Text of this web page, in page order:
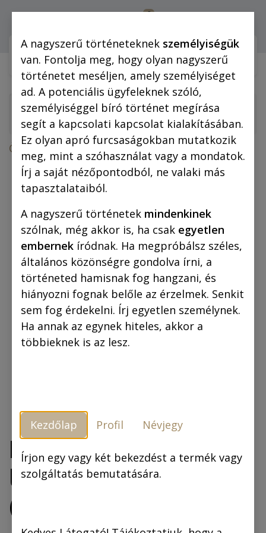
0
Webshop (mobilra)
Összes termék
Rejtő-regények
Rejtő Jenő: A láthatatlan légió (regény)
Rejtő Jenő: A
láthatatlan légió
(regény)
A nagyszerű történeteknek személyiségük
van. Fontolja meg, hogy olyan nagyszerű
történetet meséljen, amely személyiséget
ad. A potenciális ügyfeleknek szóló,
személyiséggel bíró történet megírása
segít a kapcsolati kapcsolat kialakításában.
Ez olyan apró furcsaságokban mutatkozik
meg, mint a szóhasználat vagy a mondatok.
Írj a saját nézőpontodból, ne valaki más
tapasztalataiból.
A nagyszerű történetek mindenkinek
szólnak, még akkor is, ha csak egyetlen
embernek íródnak. Ha megpróbálsz széles,
általános közönségre gondolva írni, a
történeted hamisnak fog hangzani, és
hiányozni fognak belőle az érzelmek. Senkit
sem fog érdekelni. Írj egyetlen személynek.
Ha annak az egynek hiteles, akkor a
többieknek is az lesz.
Kezdőlap Profil Névjegy
Írjon egy vagy két bekezdést a termék vagy
szolgáltatás bemutatására.